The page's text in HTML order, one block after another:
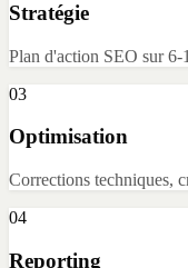
Stratégie
Plan d'action SEO sur
03
Optimisation
Corrections techniques,
04
Reporting